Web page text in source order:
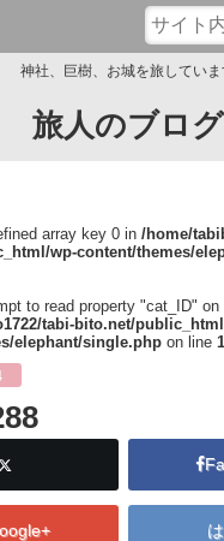
Close
神社、巨樹、お城を旅してい
旅人のブログ
array key 0 in /home/
wp-content/themes/
to read property "cat_ID" on
tabi-bito.net/
elephant/single.php on line